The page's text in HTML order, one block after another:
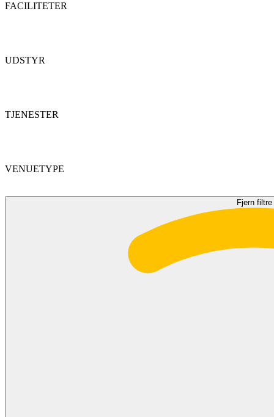
FACILITETER
UDSTYR
TJENESTER
VENUETYPE
Fjern filtre